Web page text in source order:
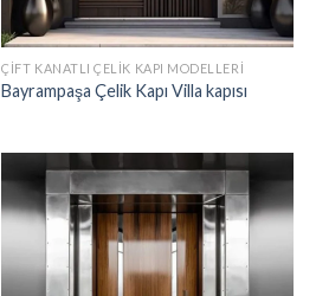
ÇIFT KANATLI ÇELIK KAPI MODELLERI
Bayrampaşa Çelik Kapı Villa kapısı